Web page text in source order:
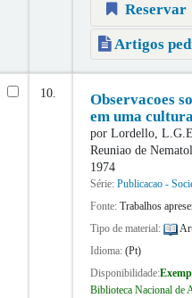
Reservar
Artigos
10.
Observacoes
em uma
por Lordello, L.G.E
Reuniao de
1974
Série: Publicacao -
Fonte: Trabalhos
Tipo de material:
Idioma: (Pt)
Disponibilidade:
Biblioteca Nacional de